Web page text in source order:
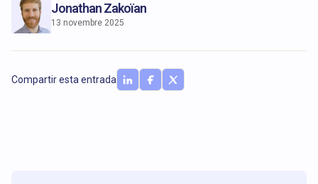
Jonathan Zakoïan
13 novembre 2025
Compartir esta entrada